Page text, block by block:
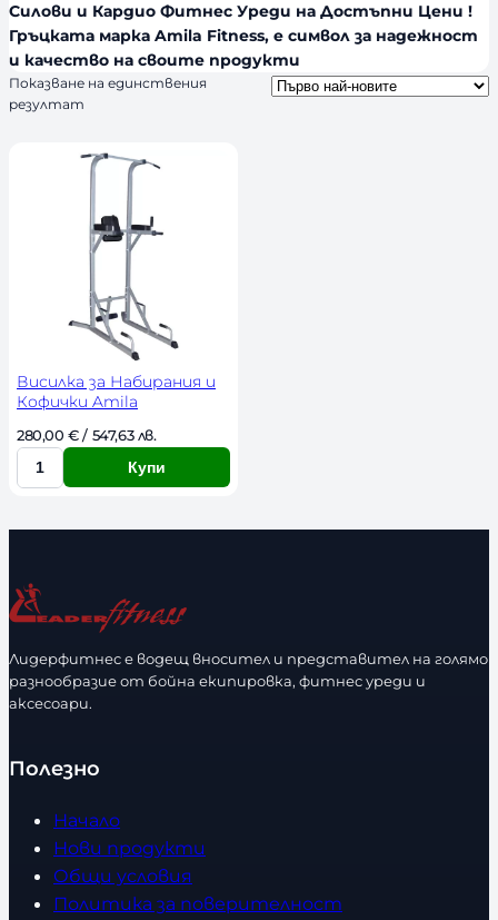
ч
н
о
с
Силови и Кардио Фитнес Уреди на Достъпни Цени !
Гръцката марка Amila Fitness, е символ за надежност
и качество на своите продукти
Показване на единствения
резултат
Висилка за Набирания и
Кофички Amila
280,00 € / 547,63 лв.
К
л
ч
е
т
в
Купи
Лидерфитнес е водещ вносител и представител на голямо
разнообразие от бойна екипировка, фитнес уреди и
аксесоари.
Полезно
Начало
Нови продукти
Общи условия
Политика за поверителност